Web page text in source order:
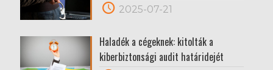
2025-07-21
Haladék a cégeknek: kitolták a
kiberbiztonsági audit határidejét